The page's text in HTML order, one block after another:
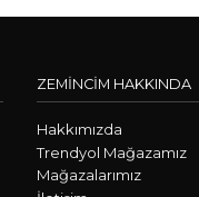
ZEMİNCİM HAKKINDA
Hakkımızda
Trendyol Mağazamız
Mağazalarımız